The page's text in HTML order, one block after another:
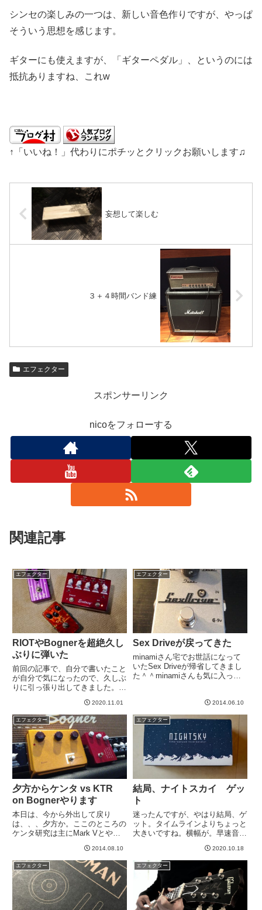
シンセの楽しみの一つは、新しい音色作りですが、やっぱ
そういう思想を感じます。
ギターにも使えますが、「ギターペダル」、というのには
抵抗ありますね、これw
↑「いいね！」代わりにポチッとクリックお願いします♫
妄想して楽しむ
３＋４時間バンド練
エフェクター
スポンサーリンク
nicoをフォローする
関連記事
エフェクター
RIOTやBognerを超絶久し
ぶりに弾いた
前回の記事で、自分で書いたこと
が自分で気になったので、久しぶ
りに引っ張り出してきました。い
ね。やはりDRDは上の記事でも
感想書いたのですが、クラシック
な感じの音がします。RIOTに変
更すると、いきなりレンジが広
が...
2020.11.01
エフェクター
Sex Driveが戻ってきた
minamiさん宅でお世話になって
いたSex Driveが帰省してきまし
た＾＾minamiさんも気に入って
コンボとの組み合わせはかなり良
かったのですが、Mark Vだと
あ...
2014.06.10
エフェクター
夕方からケンタ vs KTR
on Bognerやります
本日は、今から外出して戻り
は、、、夕方か。ここのところの
ケンタ研究は主にMark Vとやっ
でしっかりやってみたいとおもい
ます。Mark Vではなんとなく、
歪みの主成分をケンタで作る方向
でやってた気もするのですが...
2014.08.10
エフェクター
結局、ナイトスカイ ゲッ
ト
迷ったんですが、やはり結局、ゲ
ット。タイムラインよりちょっと
大きいですね。横幅が。早速音出
ん、、、、いいですね。普通のリ
バーブとして普通に使う分には迷
うとところはありません。リバー
ブのペダルで一般的なのは、
「ROOM」...
2020.10.18
エフェクター エフェクター